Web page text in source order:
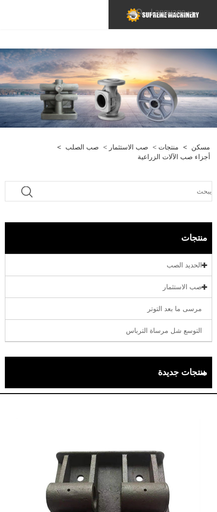
Language
مسكن > منتجات > صب الاستثمار > صب الصلب
>
أجزاء صب الآلات الزراعية
منتجات
الحديد الصب
صب الاستثمار
مرسى ما بعد التوتر
التوسع شل مرساة الترباس
منتجات جديدة